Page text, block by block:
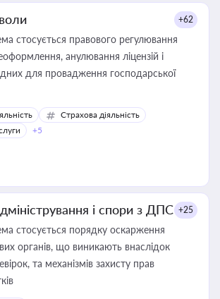
+62
стосується правового регулювання
анулювання ліцензій і
для провадження господарської
Страхова діяльність
+5
і спори з ДПС +25
стосується порядку оскарження
органів, що виникають внаслідок
та механізмів захисту прав